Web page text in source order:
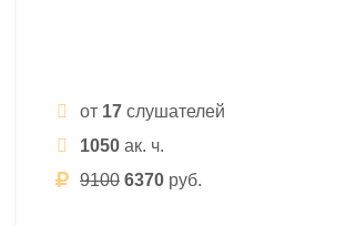
от 17 слушателей
1050 ак. ч.
9100 6370 руб.